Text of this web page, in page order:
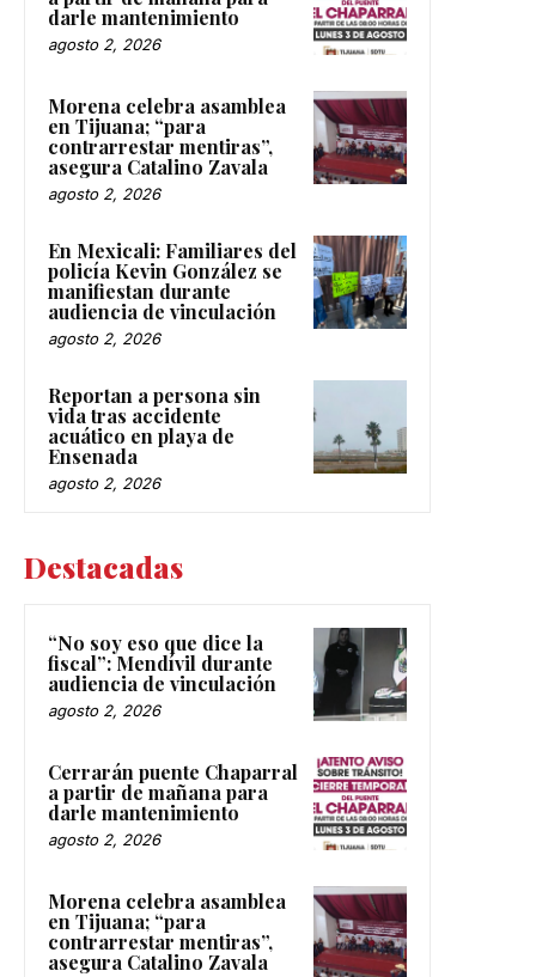
darle mantenimiento
agosto 2, 2026
Morena celebra asamblea
en Tijuana; “para
contrarrestar mentiras”,
asegura Catalino Zavala
agosto 2, 2026
En Mexicali: Familiares del
policía Kevin González se
manifiestan durante
audiencia de vinculación
agosto 2, 2026
Reportan a persona sin
vida tras accidente
acuático en playa de
Ensenada
agosto 2, 2026
Destacadas
“No soy eso que dice la
fiscal”: Mendívil durante
audiencia de vinculación
agosto 2, 2026
Cerrarán puente Chaparral
a partir de mañana para
darle mantenimiento
agosto 2, 2026
Morena celebra asamblea
en Tijuana; “para
contrarrestar mentiras”,
asegura Catalino Zavala